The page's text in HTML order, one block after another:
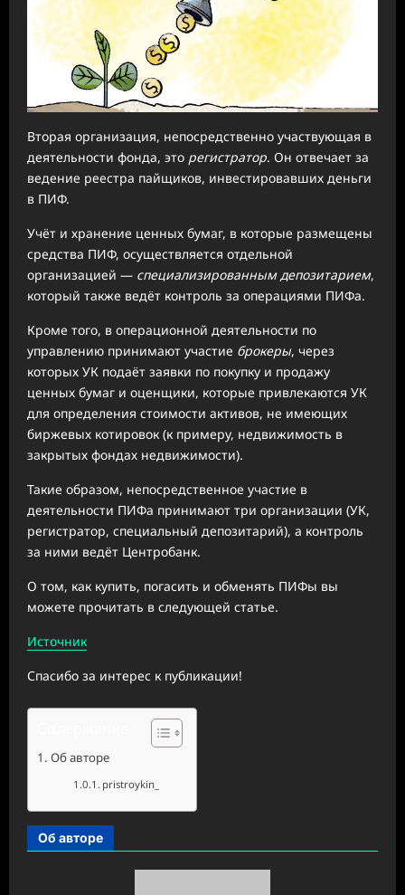
Вторая организация, непосредственно участвующая в
деятельности фонда, это регистратор. Он отвечает за
ведение реестра пайщиков, инвестировавших деньги
в ПИФ.
Учёт и хранение ценных бумаг, в которые размещены
средства ПИФ, осуществляется отдельной
организацией — специализированным депозитарием,
который также ведёт контроль за операциями ПИФа.
Кроме того, в операционной деятельности по
управлению принимают участие брокеры, через
которых УК подаёт заявки по покупку и продажу
ценных бумаг и оценщики, которые привлекаются УК
для определения стоимости активов, не имеющих
биржевых котировок (к примеру, недвижимость в
закрытых фондах недвижимости).
Такие образом, непосредственное участие в
деятельности ПИФа принимают три организации (УК,
регистратор, специальный депозитарий), а контроль
за ними ведёт Центробанк.
О том, как купить, погасить и обменять ПИФы вы
можете прочитать в следующей статье.
Источник
Спасибо за интерес к публикации!
Об авторе
pristroykin_
Об авторе